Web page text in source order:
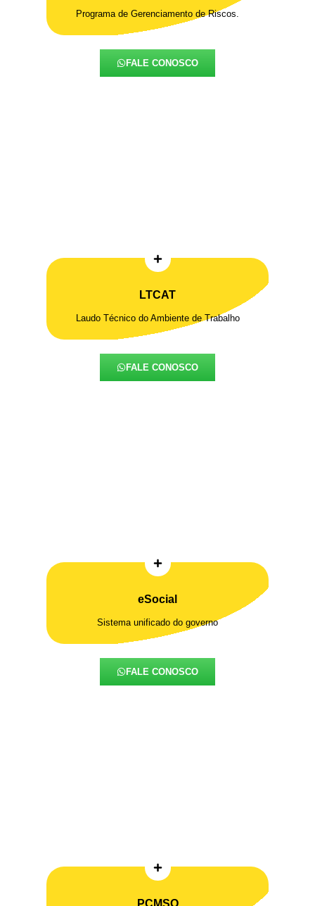
Programa de Gerenciamento de Riscos.
FALE CONOSCO
LTCAT
Laudo Técnico do Ambiente de Trabalho
FALE CONOSCO
eSocial
Sistema unificado do governo
FALE CONOSCO
PCMSO